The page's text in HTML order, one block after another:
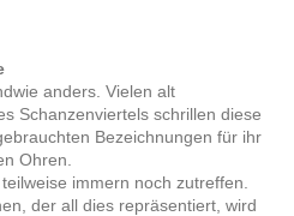
anders. Vielen alt
Schanzenviertels schrillen diese
Bezeichnungen für ihr
Ohren.
immern noch zutreffen.
der all dies repräsentiert, wird